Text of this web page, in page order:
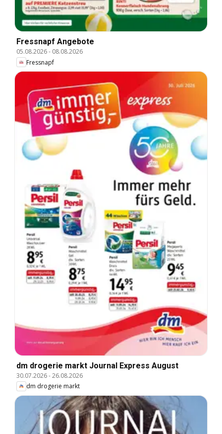
Fressnapf Angebote
05.08.2026- 08.08.2026
Fressnapf
dm drogerie markt Journal Express August
30.07.2026-26.08.2026
dm drogerie markt